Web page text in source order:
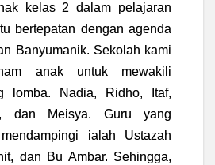
kelas 2 dalam pelajaran
bertepatan dengan agenda
Banyumanik. Sekolah kami
anak untuk mewakili
lomba. Nadia, Ridho, Itaf,
dan Meisya. Guru yang
ialah Ustazah
dan Bu Ambar. Sehingga,